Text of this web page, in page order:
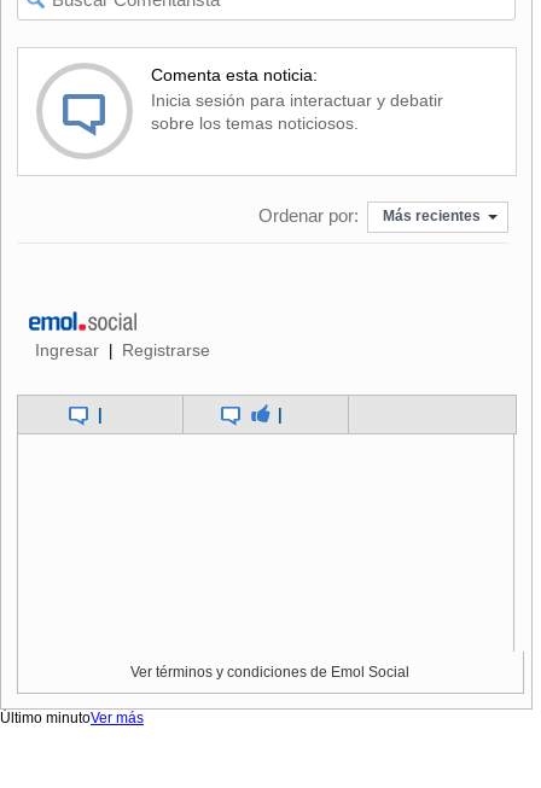
Comenta esta noticia:
Inicia sesión para interactuar y debatir
sobre los temas noticiosos.
Ordenar por: Más recientes
Ingresar | Registrarse
| |
Ver términos y condiciones de Emol Social
Último minutoVer más